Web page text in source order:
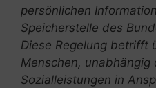
persönlichen
Speicherstelle des
Diese Regelung betrifft
Menschen, unabhängig
Sozialleistungen in